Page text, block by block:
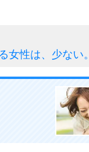
女性は、少ない。